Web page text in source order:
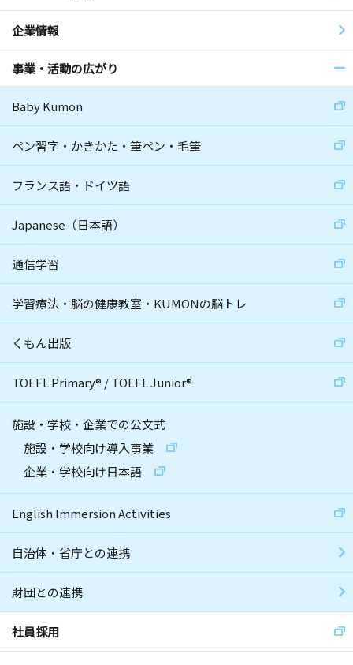
企業情報
事業・活動の広がり
Baby Kumon
ペン習字・かきかた・筆ペン・毛筆
フランス語・ドイツ語
Japanese（日本語）
通信学習
学習療法・脳の健康教室・KUMONの脳トレ
くもん出版
TOEFL Primary® /TOEFL Junior®
施設・学校・企業での公文式
施設・学校向け導入事業
企業・学校向け日本語
English Immersion Activities
自治体・省庁との連携
財団との連携
社員採用